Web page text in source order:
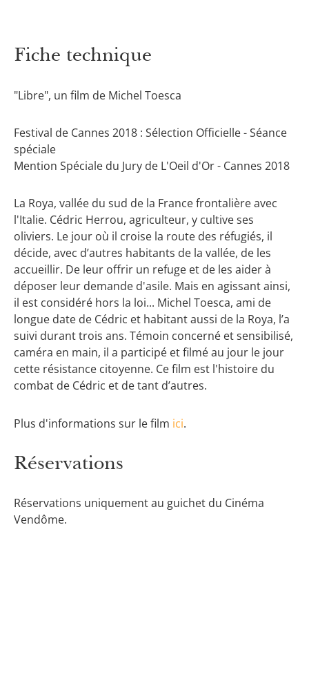
Fiche technique
"Libre", un film de Michel Toesca
Festival de Cannes 2018 : Sélection Officielle - Séance
spéciale
Mention Spéciale du Jury de L'Oeil d'Or - Cannes 2018
La Roya, vallée du sud de la France frontalière avec
l'Italie. Cédric Herrou, agriculteur, y cultive ses
oliviers. Le jour où il croise la route des réfugiés, il
décide, avec d’autres habitants de la vallée, de les
accueillir. De leur offrir un refuge et de les aider à
déposer leur demande d'asile. Mais en agissant ainsi,
il est considéré hors la loi... Michel Toesca, ami de
longue date de Cédric et habitant aussi de la Roya, l’a
suivi durant trois ans. Témoin concerné et sensibilisé,
caméra en main, il a participé et filmé au jour le jour
cette résistance citoyenne. Ce film est l'histoire du
combat de Cédric et de tant d’autres.
Plus d'informations sur le film ici.
Réservations
Réservations uniquement au guichet du Cinéma
Vendôme.